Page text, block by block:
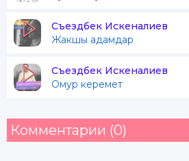
Съездбек Искеналиев
Жакшы адамдар
Съездбек Искеналиев
Омур керемет
Комментарии (0)